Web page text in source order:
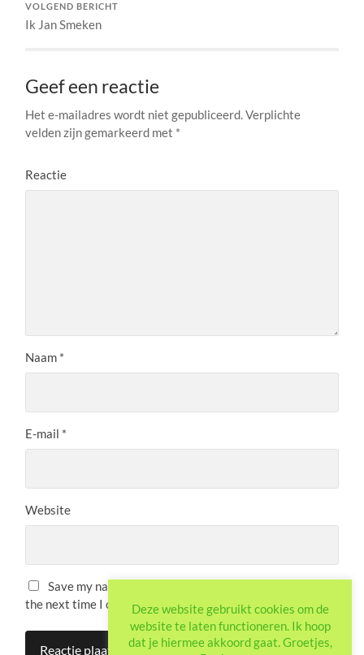
VOLGEND BERICHT
Ik Jan Smeken
Geef een reactie
Het e-mailadres wordt niet gepubliceerd. Verplichte
velden zijn gemarkeerd met *
Reactie
Naam *
E-mail *
Website
Save my name, email, and website in this browser for
the next time I comment.Deze website gebruikt cookies om de
website te laten functioneren. Ik hoop
dat je hiermee akkoord gaat. Groetjes,